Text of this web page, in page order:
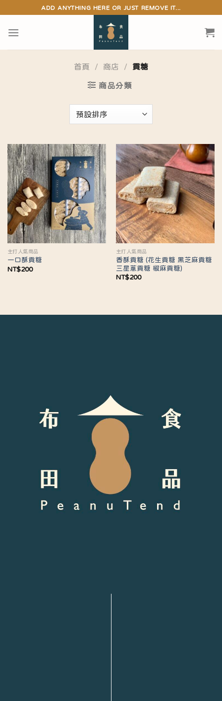
content
ADD ANYTHING HERE OR JUST REMOVE IT...
首頁 / 商店 / 貢糖
商品分類
主打人氣商品
一口酥貢糖
NT$200
主打人氣商品
香酥貢糖 (花生貢糖 黑芝麻貢糖
三星蔥貢糖 椒麻貢糖)
NT$200